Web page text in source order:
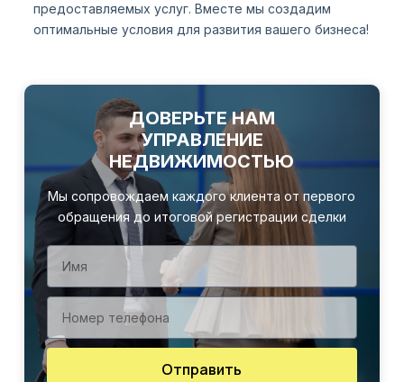
предоставляемых услуг. Вместе мы создадим
оптимальные условия для развития вашего бизнеса!
ДОВЕРЬТЕ НАМ
УПРАВЛЕНИЕ
НЕДВИЖИМОСТЬЮ
Мы сопровождаем каждого клиента от первого
обращения до итоговой регистрации сделки
Отправить